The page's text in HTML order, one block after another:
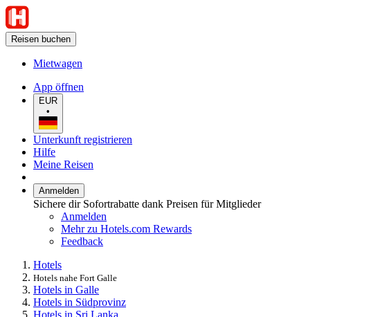
Reisen buchen
Mietwagen
App öffnen
EUR
•
Unterkunft registrieren
Hilfe
Meine Reisen
Anmelden
Sichere dir Sofortrabatte dank Preisen für Mitglieder
Anmelden
Mehr zu Hotels.com Rewards
Feedback
Hotels
Hotels nahe Fort Galle
Hotels in Galle
Hotels in Südprovinz
Hotels in Sri Lanka